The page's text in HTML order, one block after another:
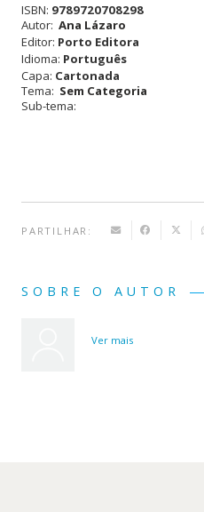
de
Nuvens
ISBN: 9789720708298
Autor: Ana Lázaro
Editor: Porto Editora
Idioma: Português
Capa: Cartonada
Tema: Sem Categoria
Sub-tema:
PARTILHAR:
SOBRE O AUTOR
Ver mais